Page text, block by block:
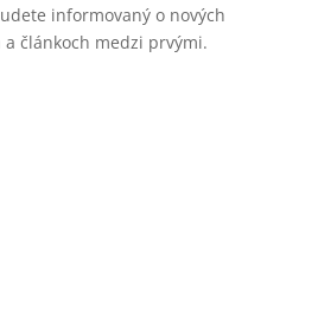
informovaný o nových
a článkoch medzi prvými.